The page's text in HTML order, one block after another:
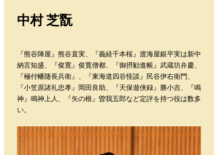
中村 芝翫
『熊谷陣屋』熊谷直実、『義経千本桜』渡海屋銀平実は新中
納言知盛、『俊寛』俊寛僧都、『御摂勧進帳』武蔵坊弁慶、
『極付幡随長兵衛』、『東海道四谷怪談』民谷伊右衛門、
『小笠原諸礼忠孝』岡田良助、『天保遊侠録』勝小吉、『鳴
神』鳴神上人、『矢の根』曽我五郎など定評を持つ役は数多
い。